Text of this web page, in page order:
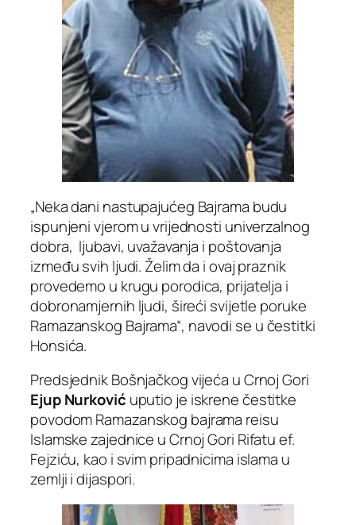
„Neka dani nastupajućeg Bajrama budu
ispunjeni vjerom u vrijednosti univerzalnog
dobra, ljubavi, uvažavanja i poštovanja
između svih ljudi. Želim da i ovaj praznik
provedemo u krugu porodica, prijatelja i
dobronamjernih ljudi, šireći svijetle poruke
Ramazanskog Bajrama“, navodi se u čestitki
Honsića.
Predsjednik Bošnjačkog vijeća u Crnoj Gori
Ejup Nurković uputio je iskrene čestitke
povodom Ramazanskog bajrama reisu
Islamske zajednice u Crnoj Gori Rifatu ef.
Fejziću, kao i svim pripadnicima islama u
zemlji i dijaspori.